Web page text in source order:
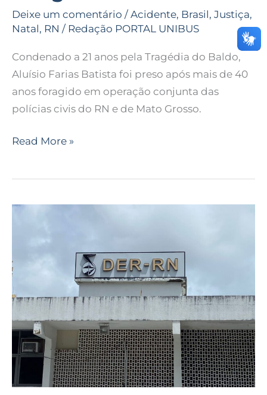
Deixe um comentário / Acidente, Brasil, Justiça,
Natal, RN / Redação PORTAL UNIBUS
Condenado a 21 anos pela Tragédia do Baldo,
Aluísio Farias Batista foi preso após mais de 40
anos foragido em operação conjunta das
polícias civis do RN e de Mato Grosso.
Read More »
mantém
máxima
frota
em
13
anos